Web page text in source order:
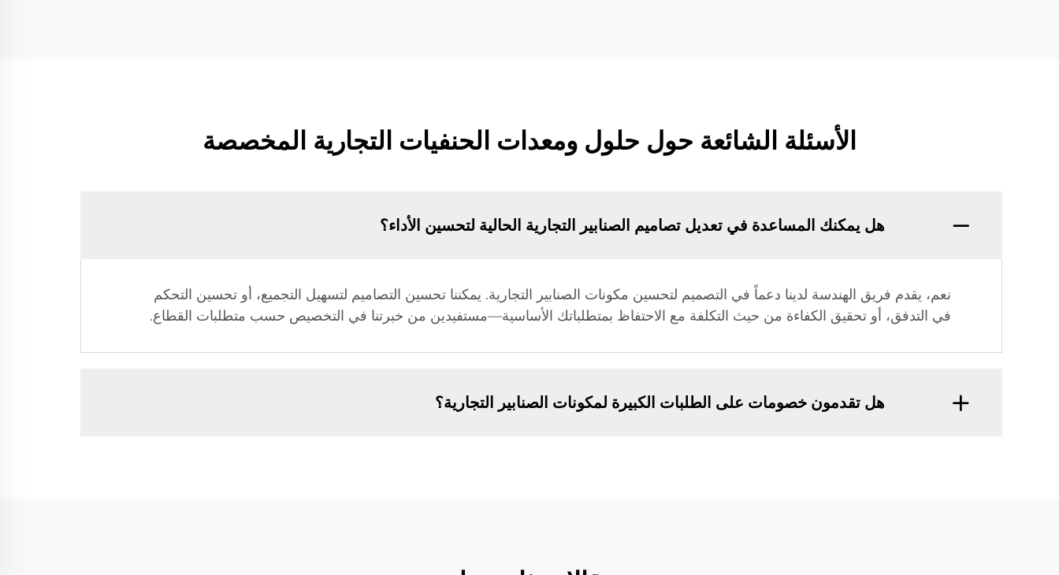
الأسئلة الشائعة حول حلول ومعدات الحنفيات التجارية المخصصة
هل يمكنك المساعدة في تعديل تصاميم الصنابير التجارية الحالية لتحسين الأداء؟
نعم، يقدم فريق الهندسة لدينا دعماً في التصميم لتحسين مكونات الصنابير التجارية. يمكننا تحسين التصاميم لتسهيل التجميع، أو تحسين التحكم
في التدفق، أو تحقيق الكفاءة من حيث التكلفة مع الاحتفاظ بمتطلباتك الأساسية—مستفيدين من خبرتنا في التخصيص حسب متطلبات القطاع.
هل تقدمون خصومات على الطلبات الكبيرة لمكونات الصنابير التجارية؟